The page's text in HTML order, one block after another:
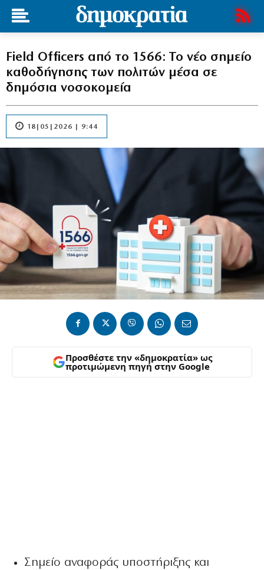
Field Officers από το 1566: Το νέο σημείο
καθοδήγησης των πολιτών μέσα σε
δημόσια νοσοκομεία
18|05|2026 | 9:44
Προσθέστε την «δημοκρατία» ως
προτιμώμενη πηγή στην Google
Σημείο αναφοράς υποστήριξης και